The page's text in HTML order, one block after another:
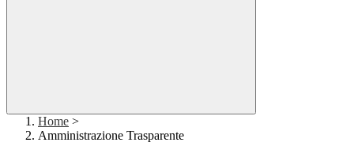
Home >
Amministrazione Trasparente